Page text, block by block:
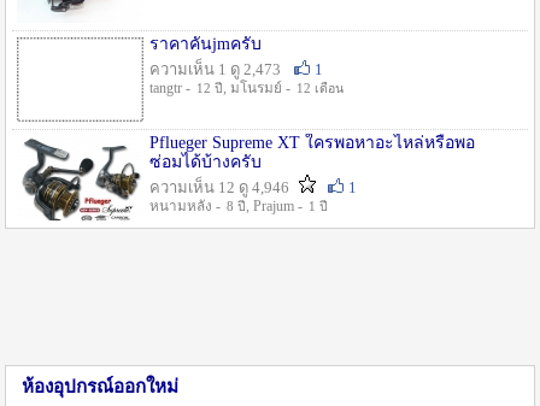
ราคาคันjmครับ
ความเห็น 1 ดู 2,473
1
tangtr - 12 ปี , มโนรมย์ - 12 เดือน
Pflueger Supreme XT ใครพอหาอะไหล่หรือพอ
ซ่อมได้บ้างครับ
ความเห็น 12 ดู 4,946
1
หนามหลัง - 8 ปี , Prajum - 1 ปี
ห้องอุปกรณ์ออกใหม่